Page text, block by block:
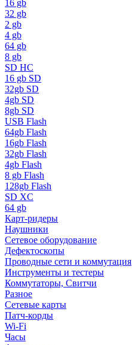
16 gb
32 gb
2 gb
4 gb
64 gb
8 gb
SD HC
16 gb SD
32gb SD
4gb SD
8gb SD
USB Flash
64gb Flash
16gb Flash
32gb Flash
4gb Flash
8 gb Flash
128gb Flash
SD XC
64 gb
Карт-ридеры
Наушники
Сетевое оборудование
Дефектоскопы
Проводные сети и коммутация
Инструменты и тестеры
Коммутаторы, Свитчи
Разное
Сетевые карты
Патч-корды
Wi-Fi
Часы